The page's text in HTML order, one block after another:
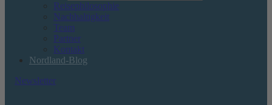
Reisephilosophie
Nachhaltigkeit
Team
Partner
Kontakt
Nordland-Blog
Newsletter